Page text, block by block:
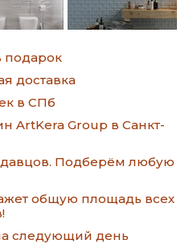
подарок
доставка
в СПб
ArtKera Group в Санкт-
Подберём любую
общую площадь всех
следующий день